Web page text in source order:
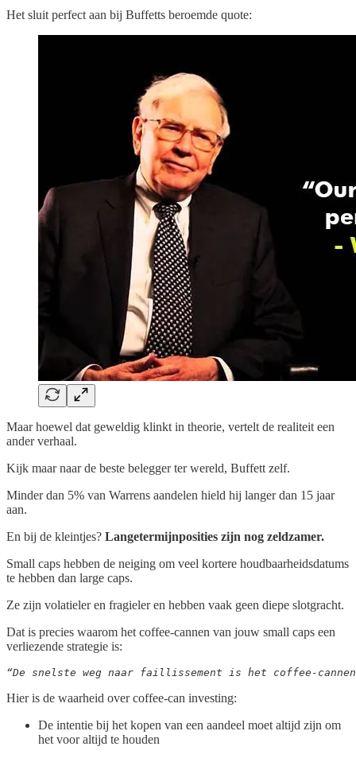
Het sluit perfect aan bij Buffetts beroemde quote:
Maar hoewel dat geweldig klinkt in theorie, vertelt de realiteit een
ander verhaal.
Kijk maar naar de beste belegger ter wereld, Buffett zelf.
Minder dan 5% van Warrens aandelen hield hij langer dan 15 jaar
aan.
En bij de kleintjes? Langetermijnposities zijn nog zeldzamer.
Small caps hebben de neiging om veel kortere houdbaarheidsdatums
te hebben dan large caps.
Ze zijn volatieler en fragieler en hebben vaak geen diepe slotgracht.
Dat is precies waarom het coffee-cannen van jouw small caps een
verliezende strategie is:
“De snelste weg naar faillissement is het coffee-
Hier is de waarheid over coffee-can investing:
De intentie bij het kopen van een aandeel moet altijd zijn om
het voor altijd te houden